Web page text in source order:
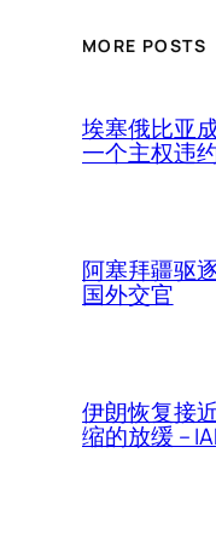
MORE POSTS
埃塞俄比亚
一个主权违
阿塞拜疆驱
国外交官
伊朗恢复接
缩的放缓 –